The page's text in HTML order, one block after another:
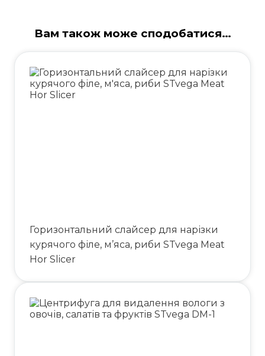
Вам також може сподобатися…
Горизонтальний слайсер для нарізки
курячого філе, м’яса, риби STvega Meat
Hor Slicer